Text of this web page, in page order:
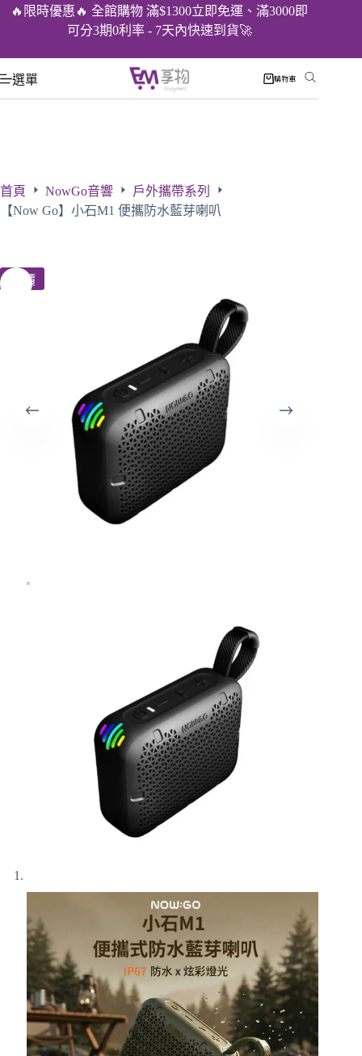
🔥限時優惠🔥 全館購物 滿$1300立即免運、滿3000即
可分3期0利率 - 7天內快速到貨🚀
選單 購物車
首頁 NowGo音響
戶外攜帶系列
【Now Go】小石M1 便攜防水藍芽喇叭
特價